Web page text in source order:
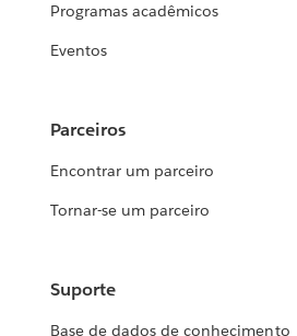
Programas acadêmicos
Eventos
Parceiros
Encontrar um parceiro
Tornar-se um parceiro
Suporte
Base de dados de conhecimento